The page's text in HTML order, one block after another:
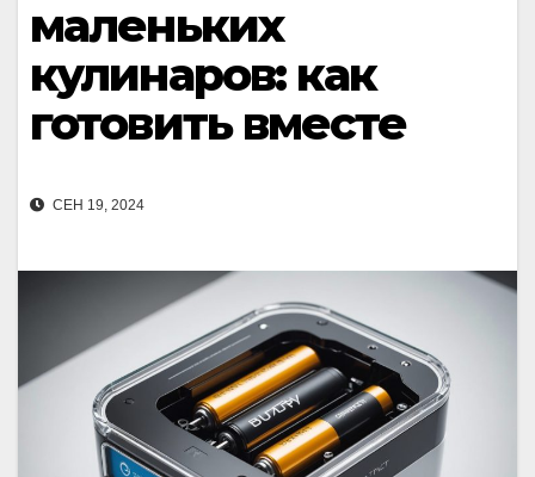
маленьких
кулинаров: как
готовить вместе
СЕН 19, 2024